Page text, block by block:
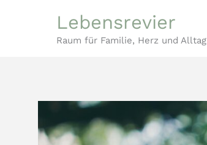
Lebensrevier
Raum für Familie, Herz und Alltag